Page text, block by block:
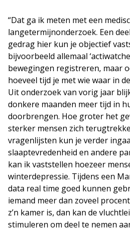
“Dat ga ik meten met een
langetermijnonderzoek. Een
gedrag hier kun je objectief
bijvoorbeeld allemaal
bewegingen registreren, maar
hoeveel tijd je met wie waar in
Uit onderzoek van vorig jaar
donkere maanden meer tijd in
doorbrengen. Hoe groter het
sterker mensen zich
vragenlijsten kun je verder
slaaptevredenheid en andere
kan ik vaststellen hoezeer
winterdepressie. Tijdens een
data real time goed kunnen
iemand meer dan zoveel
z’n kamer is, dan kan de
stimuleren om deel te nemen